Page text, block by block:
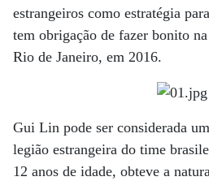
estrangeiros como estratégia
tem obrigação de fazer bonito
Rio de Janeiro, em 2016.
Gui Lin pode ser considerada
legião estrangeira do time
12 anos de idade, obteve a